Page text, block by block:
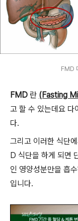
FMD
FMD 란 (Fasting
고 할 수 있는데요 다
다.
그리고 이러한 식단
D 식단을 하게 되면
인 영양성분만을 흡
입니다.